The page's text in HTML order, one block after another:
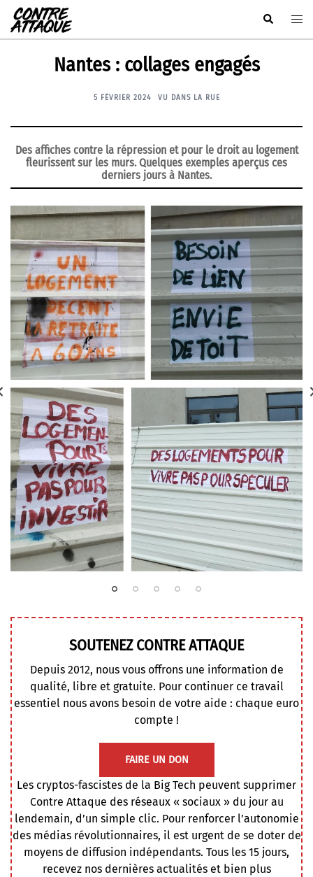
Aller
au
contenu
Rechercher
Nantes : collages engagés
5 FÉVRIER 2024 VU DANS LA RUE
Des affiches contre la répression et pour le droit au logement
fleurissent sur les murs. Quelques exemples aperçus ces
derniers jours à Nantes.
SOUTENEZ CONTRE ATTAQUE
Depuis 2012, nous vous offrons une information de
qualité, libre et gratuite. Pour continuer ce travail
essentiel nous avons besoin de votre aide : chaque euro
compte !
FAIRE UN DON
Les cryptos-fascistes de la Big Tech peuvent supprimer
Contre Attaque des réseaux « sociaux » du jour au
lendemain, d’un simple clic. Pour renforcer l’autonomie
des médias révolutionnaires, il est urgent de se doter de
moyens de diffusion indépendants. Tous les 15 jours,
recevez nos dernières actualités et bien plus